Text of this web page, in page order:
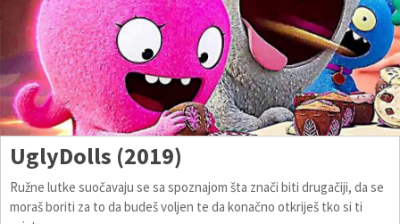
UglyDolls (2019)
Ružne lutke suočavaju se sa spoznajom šta znači biti drugačiji, da se
moraš boriti za to da budeš voljen te da konačno otkriješ tko si ti